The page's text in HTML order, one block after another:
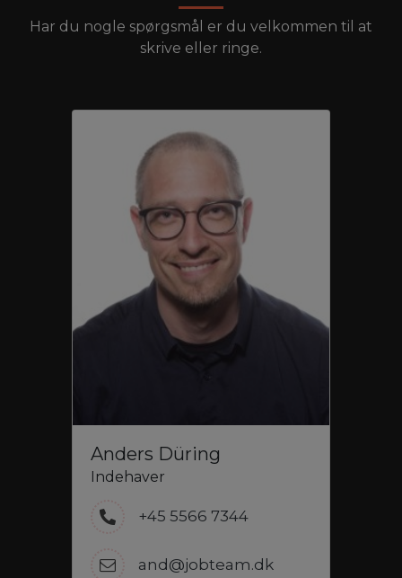
Har du nogle spørgsmål er du velkommen til at
skrive eller ringe.
Anders Düring
Indehaver
+45 5566 7344
and@jobteam.dk